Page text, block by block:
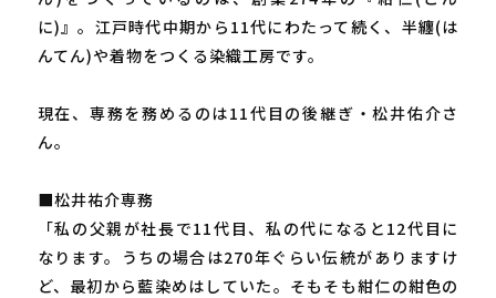
に)』。江戸時代中期から11代にわたって続く、半纏(は
んてん)や着物をつくる染織工房です。
現在、専務を務めるのは11代目の後継ぎ・松井佑介さ
ん。
■松井祐介専務
「私の父親が社長で11代目、私の代になると12代目に
なります。うちの場合は270年ぐらい伝統がありますけ
ど、最初から藍染めはしていた。そもそも紺仁の紺色の